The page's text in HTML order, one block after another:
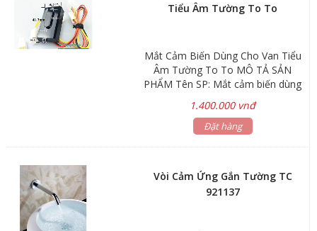
Tiểu Âm Tường To To
Mắt Cảm Biến Dùng Cho Van Tiểu
Âm Tường To To MÔ TẢ SẢN
PHẨM Tên SP: Mắt cảm biến dùng
biến: 05-25cm Chế độ xã : 1 lần
Thời gian nhận cảm biến : trên 9
1.400.000 vnđ
Đặt hàng
Vòi Cảm Ứng Gắn Tường TC
921137